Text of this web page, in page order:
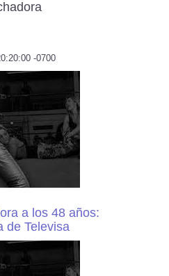
-0700
a los 48 años:
de Televisa